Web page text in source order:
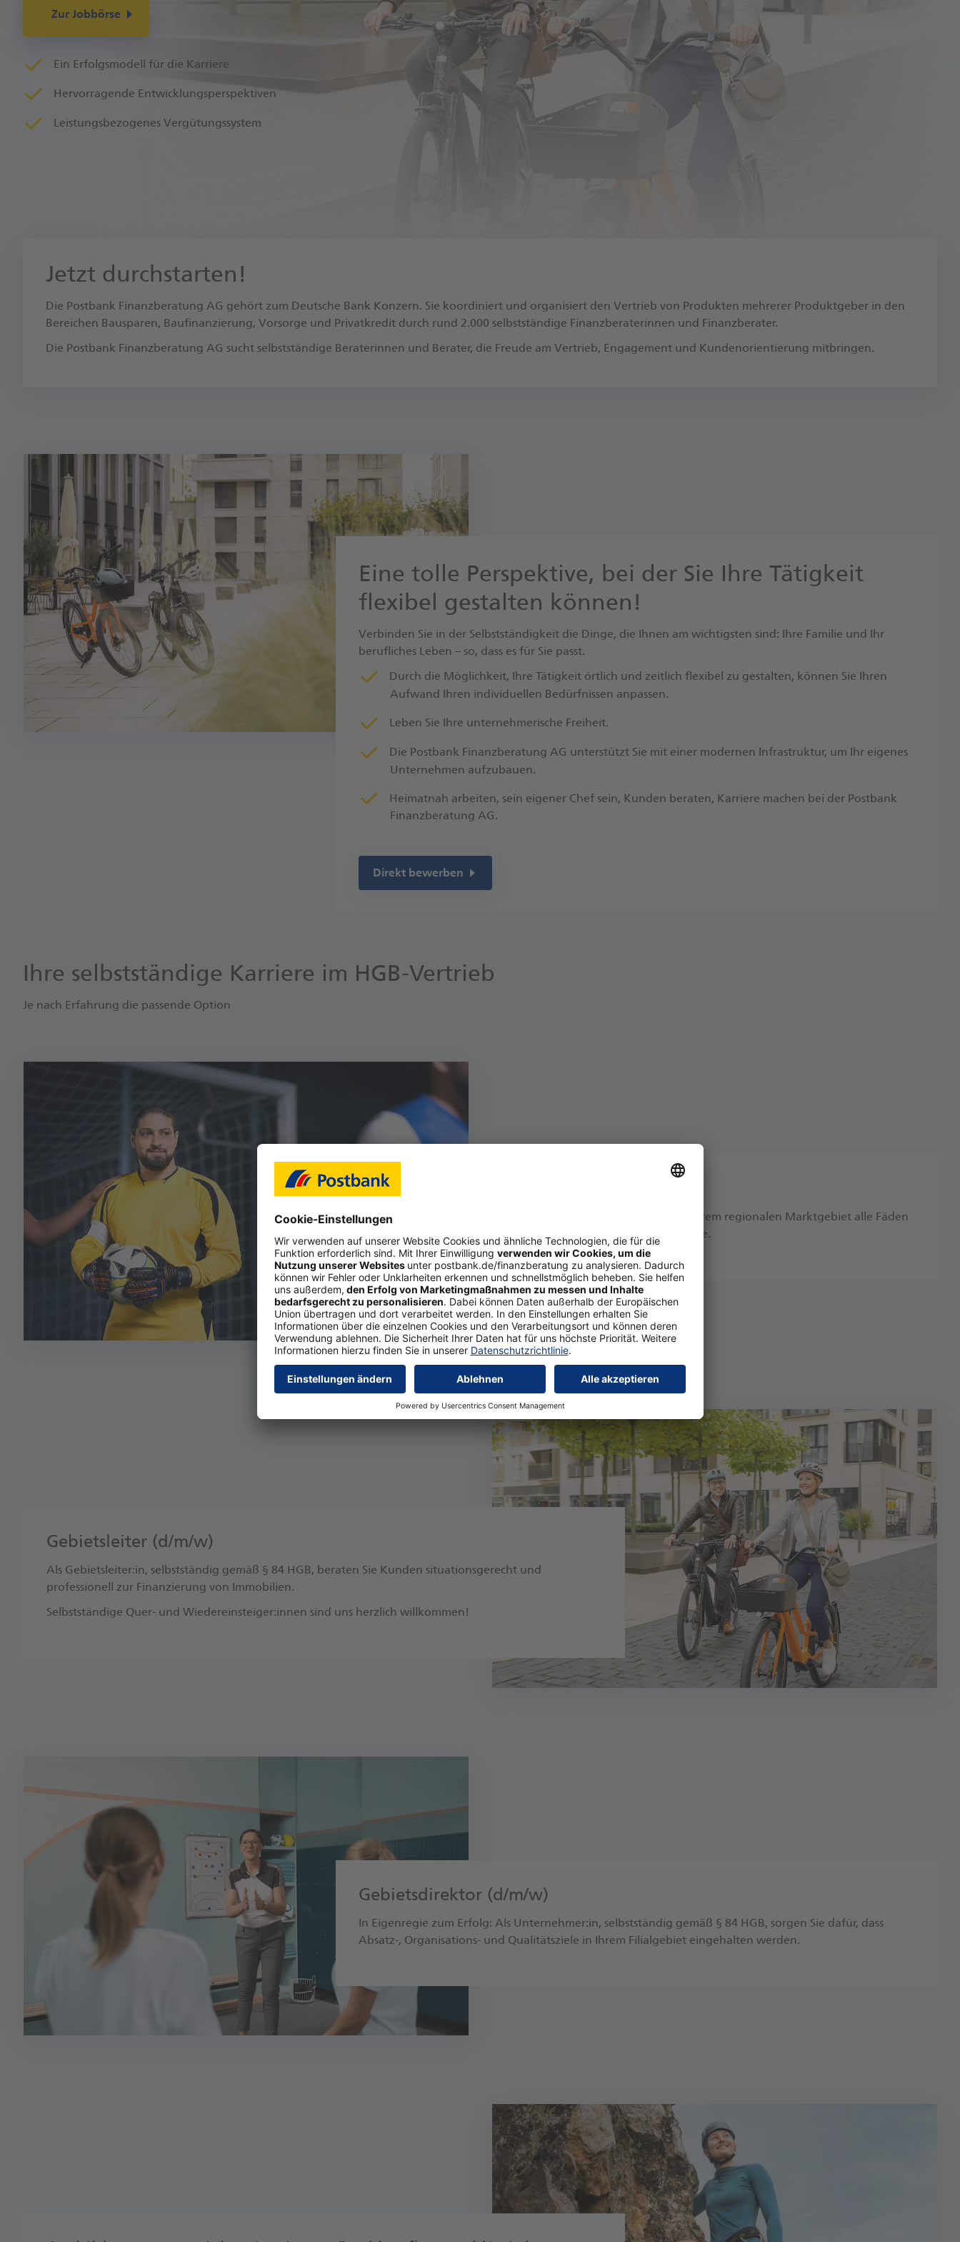
Zur Jobbörse
Ein Erfolgsmodell für die Karriere
Hervorragende Entwicklungsperspektiven
Leistungsbezogenes Vergütungssystem
Jetzt durchstarten!
Die Postbank Finanzberatung AG gehört zum Deutsche Bank Konzern. Sie koordiniert und organisiert den Vertrieb von Produkten mehrerer Produktgeber in den
Bereichen Bausparen, Baufinanzierung, Vorsorge und Privatkredit durch rund 2.000 selbstständige Finanzberaterinnen und Finanzberater.
Die Postbank Finanzberatung AG sucht selbstständige Beraterinnen und Berater, die Freude am Vertrieb, Engagement und Kundenorientierung mitbringen.
Eine tolle Perspektive, bei der Sie Ihre Tätigkeit
flexibel gestalten können!
Verbinden Sie in der Selbstständigkeit die Dinge, die Ihnen am wichtigsten​ sind: Ihre Familie und Ihr
berufliches Leben – so, dass es für Sie passt.​
Durch die Möglichkeit, Ihre Tätigkeit örtlich und zeitlich flexibel zu​ gestalten, können Sie Ihren
Aufwand Ihren individuellen Bedürfnissen​ anpassen.
Leben Sie Ihre unternehmerische Freiheit.​
Die Postbank Finanzberatung AG unterstützt Sie mit einer modernen​ Infrastruktur, um Ihr eigenes
Unternehmen aufzubauen.
Heimatnah arbeiten, sein eigener Chef sein, Kunden beraten, Karriere machen bei der Postbank
Finanzberatung AG.
Direkt bewerben
Ihre selbstständige Karriere im HGB-Vertrieb
Je nach Erfahrung die passende Option
Vertriebsleiter (d/m/w)
Als Unternehmer:in, selbstständig nach § 84 HGB, halten Sie in Ihrem regionalen Marktgebiet alle Fäden
in der Hand und erschließen nachhaltig neue Geschäftspotenziale.
Gebietsleiter (d/m/w)
Als Gebietsleiter:in, selbstständig gemäß § 84 HGB, beraten Sie Kunden situationsgerecht und
professionell zur Finanzierung von Immobilien.
Selbstständige Quer- und Wiedereinsteiger:innen sind uns herzlich willkommen!
Gebietsdirektor (d/m/w)
In Eigenregie zum Erfolg: Als Unternehmer:in, selbstständig gemäß § 84 HGB, sorgen Sie dafür, dass
Absatz-, Organisations- und Qualitätsziele in Ihrem Filialgebiet eingehalten werden.